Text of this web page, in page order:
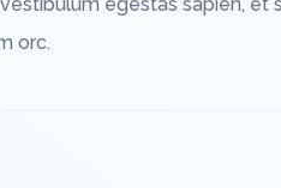
egestas sapien, et
orc.